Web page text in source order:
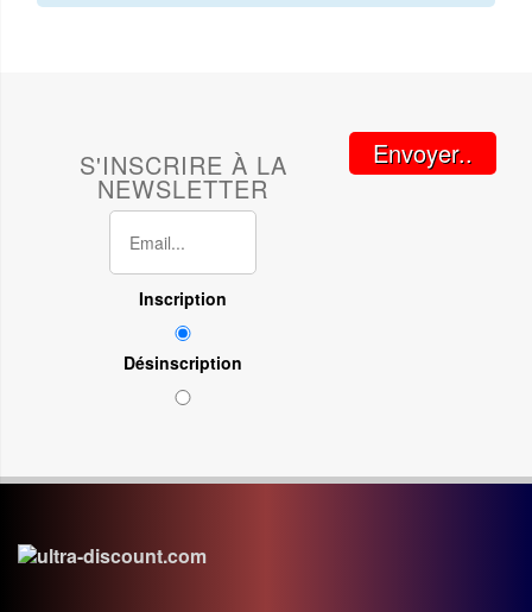
S'INSCRIRE À LA
NEWSLETTER
Inscription
Désinscription
Envoyer..